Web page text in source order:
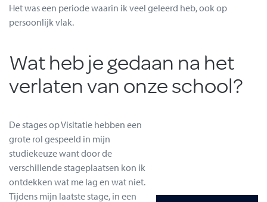
Het was een periode waarin ik veel geleerd heb, ook op
persoonlijk vlak.
Wat heb je gedaan na het
verlaten van onze school?
De stages op Visitatie hebben een
grote rol gespeeld in mijn
studiekeuze want door de
verschillende stageplaatsen kon ik
ontdekken wat me lag en wat niet.
Tijdens mijn laatste stage, in een